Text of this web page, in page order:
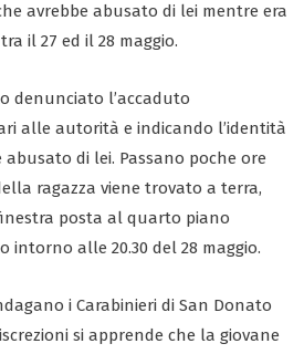
avrebbe abusato di lei mentre era
il 27 ed il 28 maggio.
denunciato l’accaduto
alle autorità e indicando l’identità
abusato di lei. Passano poche ore
ragazza viene trovato a terra,
posta al quarto piano
intorno alle 20.30 del 28 maggio.
i Carabinieri di San Donato
si apprende che la giovane